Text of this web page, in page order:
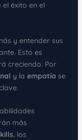
éxito en el
y entender sus
Esto es
creciendo. Por
y la empatía se
más
, los